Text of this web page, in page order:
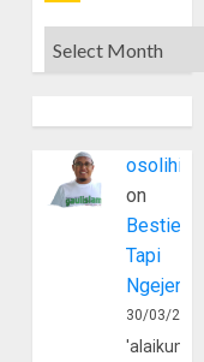
Archives
osolihin
on
Bestie
Tapi
30/03/